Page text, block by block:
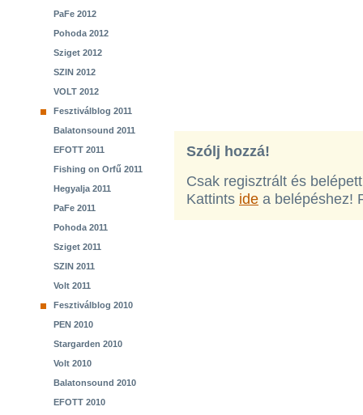
PaFe 2012
Pohoda 2012
Sziget 2012
SZIN 2012
VOLT 2012
Fesztiválblog 2011
Balatonsound 2011
EFOTT 2011
Fishing on Orfű 2011
Hegyalja 2011
PaFe 2011
Pohoda 2011
Sziget 2011
SZIN 2011
Volt 2011
Fesztiválblog 2010
PEN 2010
Stargarden 2010
Volt 2010
Balatonsound 2010
EFOTT 2010
Szólj hozzá!
Csak regisztrált és
Kattints ide a belépéshez!